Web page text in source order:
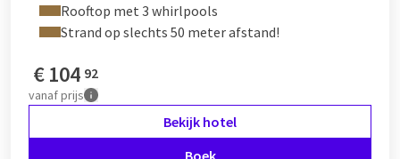
Rooftop met 3 whirlpools
Strand op slechts 50 meter afstand!
€104 92
vanafprijs
Bekijk hotel